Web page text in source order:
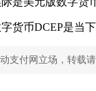
货币DCEP是当
支付网立场，转载